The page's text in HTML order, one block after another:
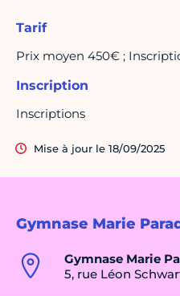
Gymnase Marie
Gymnase Marie
5, rue Léon
Tarif
Prix moyen 450€ ;
Inscription
Inscriptions
Mise à jour le 18/09/2025